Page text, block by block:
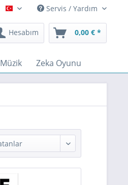
Türkçe Servis / Yardım
Hesabım 0,00 € *
Müzik Zeka Oyunu